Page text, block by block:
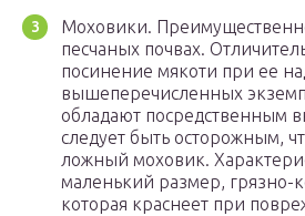
Моховики.
песчаных почвах.
посинение мякоти при ее
вышеперечисленных
обладают посредственным
следует быть осторожным,
ложный моховик.
маленький размер, грязно-
которая краснеет при